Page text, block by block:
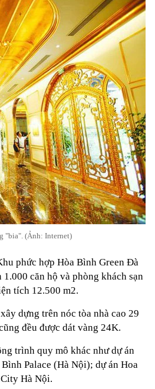
"bia". (Ảnh: Internet)
phức hợp Hòa Bình Green Đà
căn hộ và phòng khách sạn
tích 12.500 m2.
dựng trên nóc tòa nhà cao 29
đều được dát vàng 24K.
trình quy mô khác như dự án
Palace (Hà Nội); dự án Hoa
Hà Nội.